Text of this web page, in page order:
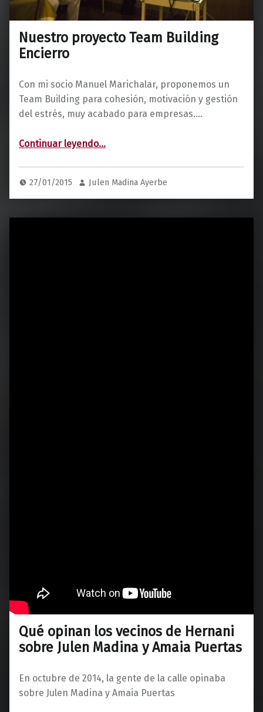
Nuestro proyecto Team Building
Encierro
Con mi socio Manuel Marichalar, proponemos un
Team Building para cohesión, motivación y gestión
del estrés, muy acabado para empresas.…
Continuar leyendo…
27/01/2015 Julen Madina Ayerbe
Qué opinan los vecinos de Hernani
sobre Julen Madina y Amaia Puertas
En octubre de 2014, la gente de la calle opinaba
sobre Julen Madina y Amaia Puertas